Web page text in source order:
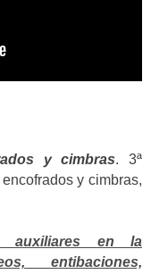
y cimbras. 3ª
y cimbras,
auxiliares en la
entibaciones,